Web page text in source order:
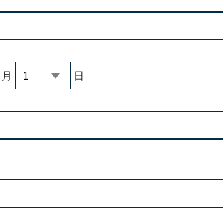
月 日